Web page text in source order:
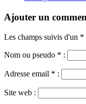
Ajouter un
Les champs suivis d'un
Nom ou pseudo * :
Adresse email * :
Site web :